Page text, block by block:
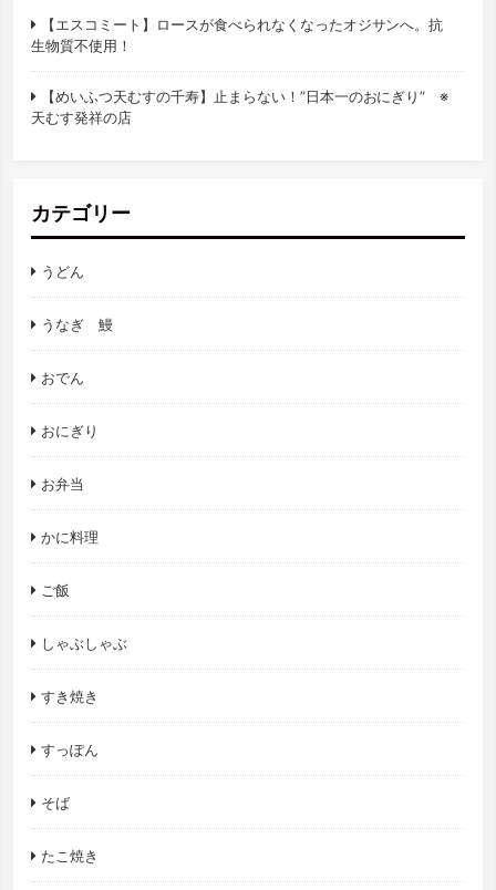
【エスコミート】ロースが食べられなくなったオジサンへ。抗
生物質不使用！
【めいふつ天むすの千寿】止まらない！”日本一のおにぎり” ※
天むす発祥の店
カテゴリー
うどん
うなぎ 鰻
おでん
おにぎり
お弁当
かに料理
ご飯
しゃぶしゃぶ
すき焼き
すっぽん
そば
たこ焼き